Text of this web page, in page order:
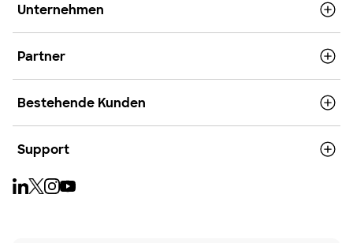
Unternehmen
Partner
Bestehende Kunden
Support